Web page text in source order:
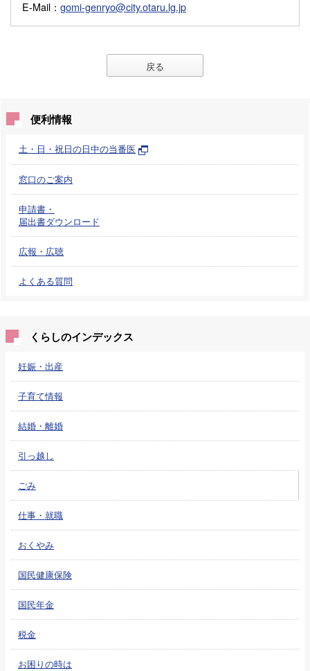
E-Mail ： gomi-genryo@city.otaru.lg.jp
戻る
便利情報
土・日・祝日の日中の当番医
窓口のご案内
申請書・
届出書ダウンロード
広報・広聴
よくある質問
くらしのインデックス
妊娠・出産
子育て情報
結婚・離婚
引っ越し
ごみ
仕事・就職
おくやみ
国民健康保険
国民年金
税金
お困りの時は